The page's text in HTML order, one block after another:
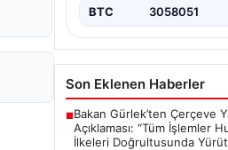
BTC 3058051
Son Eklenen Haberler
■Bakan Gürlek’ten Çerçeve
Açıklaması: “Tüm İşlemler
İlkeleri Doğrultusunda